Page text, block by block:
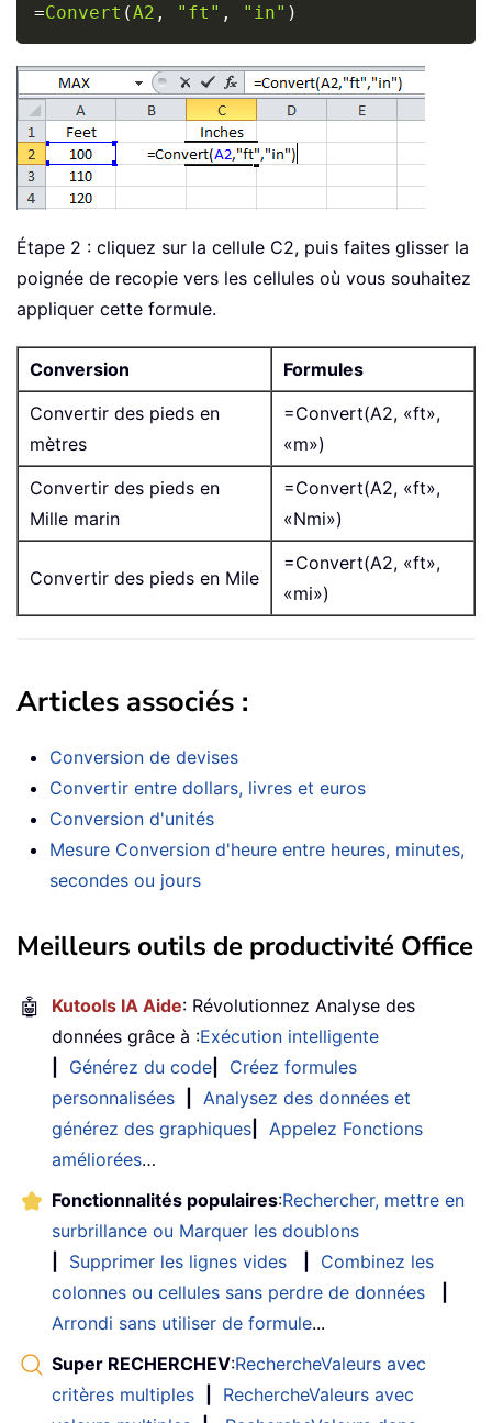
=Convert (A2 , "ft" , "in" )
Étape 2 : cliquez sur la cellule C2, puis faites glisser la
poignée de recopie vers les cellules où vous souhaitez
appliquer cette formule.
Conversion
Formules
Convertir des pieds en
mètres
=Convert(A2, «ft»,
«m»)
Convertir des pieds en
Mille marin
=Convert(A2, «ft»,
«Nmi»)
Convertir des pieds en Mile
=Convert(A2, «ft»,
«mi»)
Articles associés :
Conversion de devises
Convertir entre dollars, livres et euros
Conversion d'unités
Mesure Conversion d'heure entre heures, minutes,
secondes ou jours
Meilleurs outils de productivité Office
🤖 Kutools IA Aide: Révolutionnez Analyse des
données grâce à :Exécution intelligente
Générez du code
Créez formules
personnalisées
Analysez des données et
générez des graphiques
Appelez Fonctions
améliorées…
Fonctionnalités populaires:Rechercher, mettre en
surbrillance ou Marquer les doublons
Supprimer les lignes vides
Combinez les
colonnes ou cellules sans perdre de données
Arrondi sans utiliser de formule...
Super RECHERCHEV:RechercheValeurs avec
critères multiples
RechercheValeurs avec